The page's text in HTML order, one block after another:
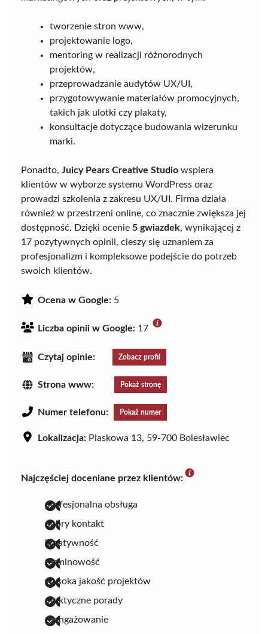
tworzenie stron www,
projektowanie logo,
mentoring w realizacji różnorodnych
projektów,
przeprowadzanie audytów UX/UI,
przygotowywanie materiałów promocyjnych,
takich jak ulotki czy plakaty,
konsultacje dotyczące budowania wizerunku
marki.
Ponadto, Juicy Pears Creative Studio wspiera
klientów w wyborze systemu WordPress oraz
prowadzi szkolenia z zakresu UX/UI. Firma działa
również w przestrzeni online, co znacznie zwiększa jej
dostępność. Dzięki ocenie 5 gwiazdek, wynikającej z
17 pozytywnych opinii, cieszy się uznaniem za
profesjonalizm i kompleksowe podejście do potrzeb
swoich klientów.
Ocena w Google: 5
Liczba opinii w Google: 17
Czytaj opinie: Zobacz profil
Strona www: Pokaż stronę
Numer telefonu: Pokaż numer
Lokalizacja: Piaskowa 13, 59-700 Bolesławiec
Najczęściej doceniane przez klientów:
profesjonalna obsługa
dobry kontakt
kreatywność
terminowość
wysoka jakość projektów
praktyczne porady
zaangażowanie